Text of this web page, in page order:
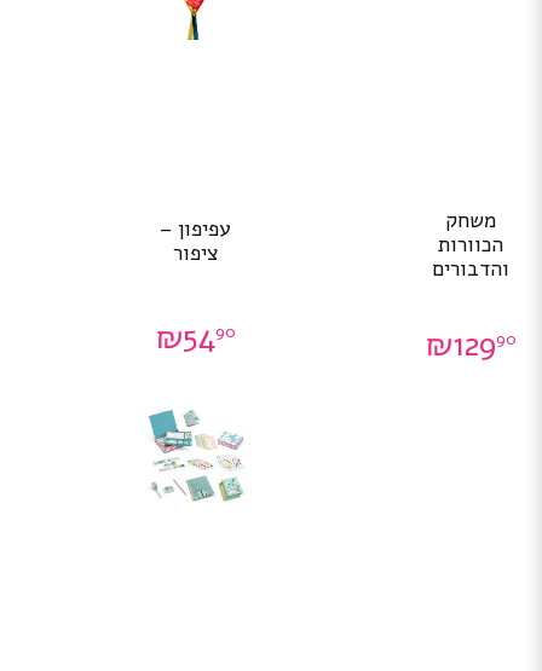
משחק
הכוורות
והדבורים
₪12990
עפיפון –
ציפור
₪5490